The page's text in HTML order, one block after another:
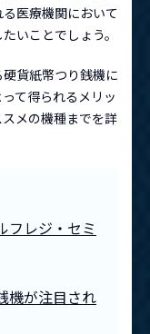
医療機関において
いことでしょう。
貨紙幣つり銭機に
て得られるメリッ
メの機種までを詳
レジ・セミ
機が注目され